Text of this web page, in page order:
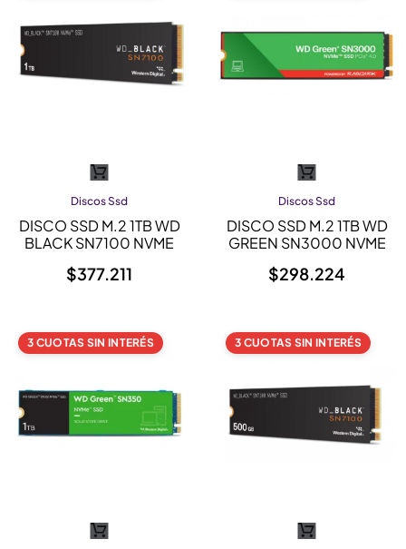
Discos Ssd
DISCO SSD M.2 1TB WD
BLACK SN7100 NVME
$377.211
Discos Ssd
DISCO SSD M.2 1TB WD
GREEN SN3000 NVME
$298.224
3 CUOTAS SIN INTERÉS 3 CUOTAS SIN INTERÉS